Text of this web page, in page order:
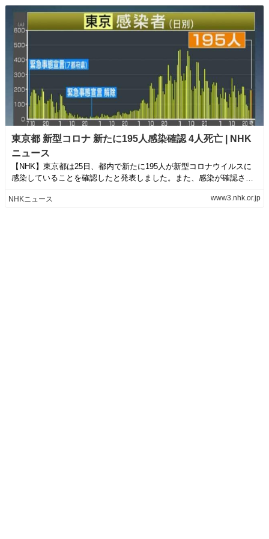
東京都 新型コロナ 新たに195人感染確認 4人死亡 | NHK
ニュース
【NHK】東京都は25日、都内で新たに195人が新型コロナウイルスに
感染していることを確認したと発表しました。また、感染が確認され
NHKニュース www3.nhk.or.jp